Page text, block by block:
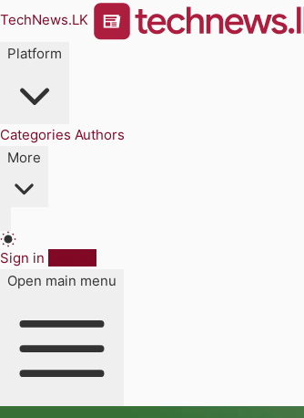
TechNews.LK
Platform
Categories Authors
More
Sign in
Open main menu